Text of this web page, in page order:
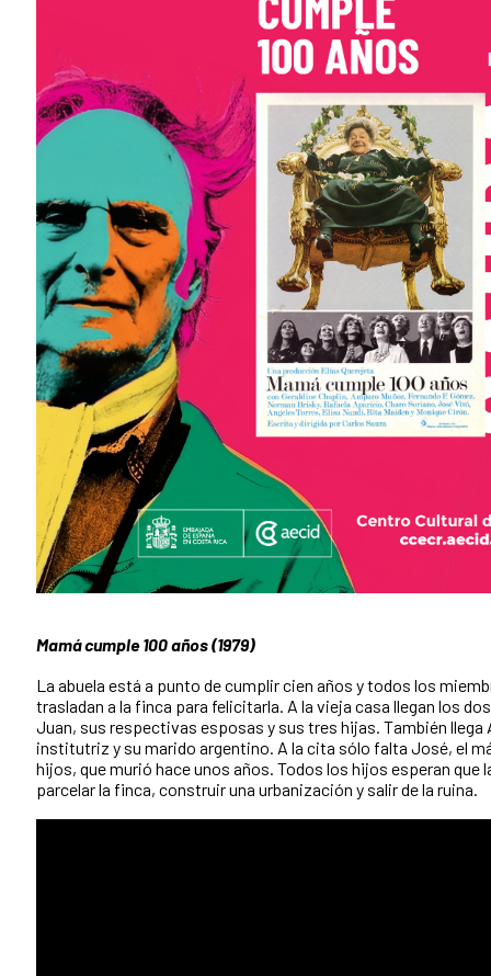
Mamá cumple 100 años (1979)
La abuela está a punto de cumplir cien años y todos los
trasladan a la finca para felicitarla. A la vieja casa llegan los
Juan, sus respectivas esposas y sus tres hijas. También llega
institutriz y su marido argentino. A la cita sólo falta José, el
hijos, que murió hace unos años. Todos los hijos esperan que
parcelar la finca, construir una urbanización y salir de la ruina.